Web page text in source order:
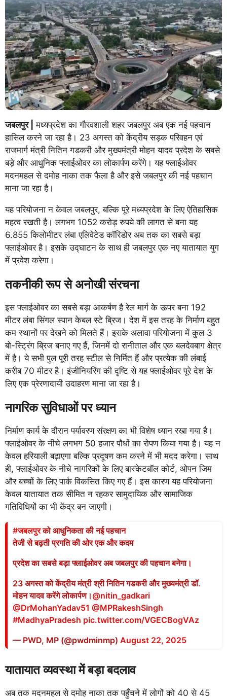
जबलपुर | मध्यप्रदेश का गौरवशाली शहर जबलपुर अब एक नई पहचान
हासिल करने जा रहा है। 23 अगस्त को केंद्रीय सड़क परिवहन एवं
राजमार्ग मंत्री नितिन गडकरी और मुख्यमंत्री मोहन यादव प्रदेश के सबसे
बड़े और आधुनिक फ्लाईओवर का लोकार्पण करेंगे। यह फ्लाईओवर
मदनमहल से दमोह नाका तक फैला है और इसे जबलपुर की नई पहचान
माना जा रहा है।
यह परियोजना न केवल जबलपुर, बल्कि पूरे मध्यप्रदेश के लिए ऐतिहासिक
महत्व रखती है। लगभग 1052 करोड़ रुपये की लागत से बना यह
6.855 किलोमीटर लंबा एलिवेटेड कॉरिडोर अब तक का सबसे बड़ा
फ्लाईओवर है। इसके उद्घाटन के साथ ही जबलपुर एक नए यातायात युग
में प्रवेश करेगा।
तकनीकी रूप से अनोखी संरचना
इस फ्लाईओवर का सबसे बड़ा आकर्षण है रेल मार्ग के ऊपर बना 192
मीटर लंबा सिंगल स्पान केबल स्टे ब्रिज। देश में इस तरह के निर्माण बहुत
कम स्थानों पर देखने को मिलते हैं। इसके अलावा परियोजना में कुल 3
बो-स्ट्रिंग ब्रिज बनाए गए हैं, जिनमें दो रानीताल और एक बलदेवबाग क्षेत्र
में है। ये सभी पुल पूरी तरह स्टील से निर्मित हैं और प्रत्येक की लंबाई
करीब 70 मीटर है। इंजीनियरिंग की दृष्टि से यह फ्लाईओवर पूरे देश के
लिए एक प्रेरणादायी उदाहरण माना जा रहा है।
नागरिक सुविधाओं पर ध्यान
निर्माण कार्य के दौरान पर्यावरण संरक्षण का भी विशेष ध्यान रखा गया है।
फ्लाईओवर के नीचे लगभग 50 हजार पौधों का रोपण किया गया है। यह न
केवल हरियाली बढ़ाएगा बल्कि प्रदूषण कम करने में भी मदद करेगा। साथ
ही, फ्लाईओवर के नीचे नागरिकों के लिए बास्केटबॉल कोर्ट, ओपन जिम
और बच्चों के लिए पार्क विकसित किए गए हैं। इस कारण यह परियोजना
केवल यातायात तक सीमित न रहकर सामुदायिक और सामाजिक
गतिविधियों का भी केंद्र बन जाएगी।
#जबलपुरको आधुनिकता की नई पहचान
तेजी से बढ़ती प्रगति की ओर एक और कदम
प्रदेश का सबसे बड़ा फ्लाईओवर अब जबलपुर की पहचान बनेगा।
23 अगस्त को केंद्रीय मंत्री श्री नितिन गडकरी और मुख्यमंत्री डॉ.
मोहन यादव करेंगे लोकार्पण। @nitin_gadkari
@DrMohanYadav51 @MPRakeshSingh
#MadhyaPradesh pic.twitter.com/VGECBogVAz
— PWD, MP (@pwdminmp) August 22, 2025
यातायात व्यवस्था में बड़ा बदलाव
अब तक मदनमहल से दमोह नाका तक पहुँचने में लोगों को 40 से 45